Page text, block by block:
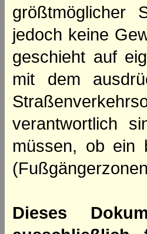
größtmöglicher
jedoch keine
geschieht auf
mit dem
verantwortlich
müssen, ob ein
Dieses